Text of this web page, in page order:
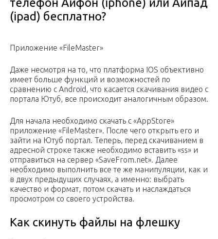
телефон Айфон (iphone) или Айпад
(ipad) бесплатно?
Приложение «FileMaster»
Даже несмотря на то, что платформа IOS объективно
имеет больше функций и возможностей по
сравнению с Android, что касается скачивания видео с
портала Ютуб, все происходит аналогичным образом.
Для начала необходимо скачать с «AppStore»
приложение «FileMaster». После чего открыть его и
зайти на Ютуб портал. Теперь, перед скачиванием в
адресной строке также необходимо вставить «ss» и
отправиться на сервер «SaveFrom.net». Далее
необходимо выполнить все те же манипуляции, как и
в двух предыдущих случаях, а именно: выбрать
качество и формат, потом скачать и наслаждаться
просмотром со своего устройства.
Как скинуть файлы на флешку